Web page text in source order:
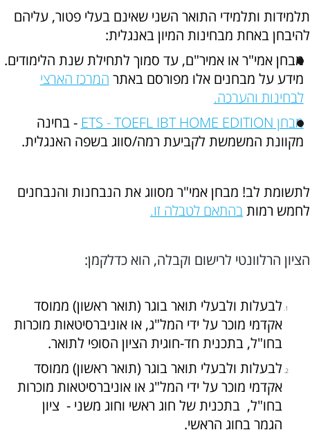
תלמידות ותלמידי התואר השני שאינם בעלי פטור, עליהם
להיבחן באחת מבחינות המיון באנגלית:
מבחן אמי"ר או אמיר"ם, עד סמוך לתחילת שנת הלימודים.
מידע על מבחנים אלו מפורסם באתר המרכז הארצי
לבחינות והערכה.
מבחן ETS - TOEFL IBT HOME EDITION
- בחינה
מקוונת המשמשת לקביעת רמה/סווג בשפה האנגלית.
לתשומת לב! מבחן אמי"ר מסווג את הנבחנות והנבחנים
לחמש רמותבהתאם לטבלה זו.
הציון הרלוונטי לרישום וקבלה, הוא כדלקמן:
לבעלות ולבעלי תואר בוגר (תואר ראשון) ממוסד
אקדמי מוכר על ידי המל"ג, או אוניברסיטאות מוכרות
בחו"ל, בתכנית חד-חוגית הציון הסופי לתואר.
לבעלות ולבעלי תואר בוגר (תואר ראשון) ממוסד
אקדמי מוכר על ידי המל"ג או אוניברסיטאות מוכרות
בחו"ל, בתכנית של חוג ראשי וחוג משני - ציון
הגמר בחוג הראשי.